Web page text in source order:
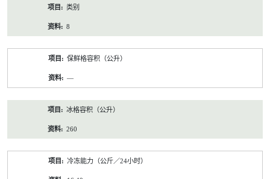
类别
8
保鲜格容积（公升）
—
冰格容积（公升）
260
冷冻能力（公斤／24小时）